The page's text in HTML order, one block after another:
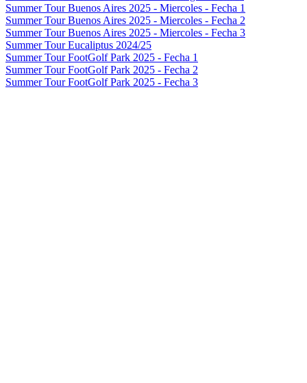
Summer Tour Buenos Aires 2025 - Miercoles - Fecha 1
Summer Tour Buenos Aires 2025 - Miercoles - Fecha 2
Summer Tour Buenos Aires 2025 - Miercoles - Fecha 3
Summer Tour Eucaliptus 2024/25
Summer Tour FootGolf Park 2025 - Fecha 1
Summer Tour FootGolf Park 2025 - Fecha 2
Summer Tour FootGolf Park 2025 - Fecha 3